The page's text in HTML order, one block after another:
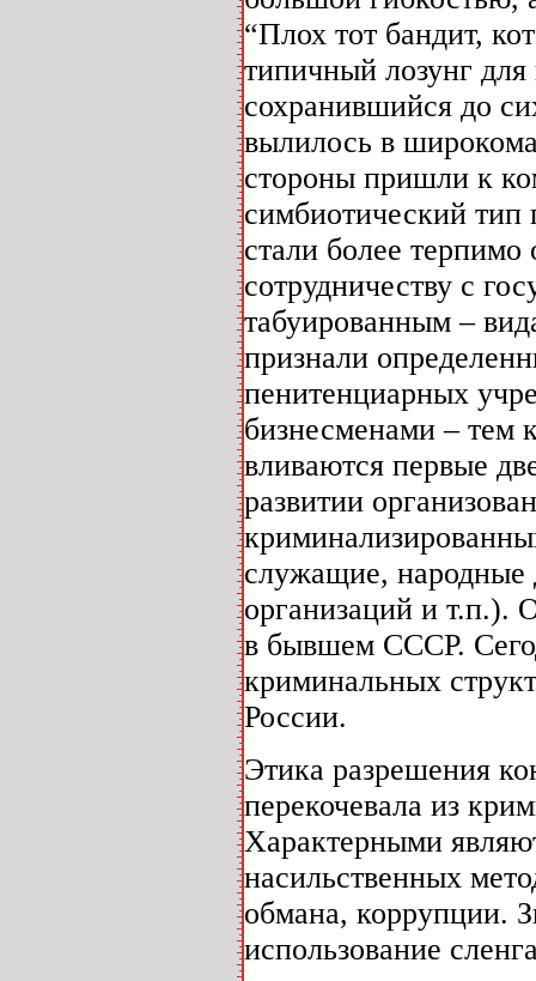
“Плох тот бандит,
типичный лозунг
сохранившийся до
вылилось в
стороны пришли к
симбиотический
стали более терпимо
сотрудничеству с
табуированным –
признали
пенитенциарных
бизнесменами – тем
вливаются первые
развитии
служащие, народные
организаций и т.п.).
в бывшем СССР.
криминальных
России.
Этика разрешения
перекочевала из
Характерными
насильственных
обмана, коррупции.
использование